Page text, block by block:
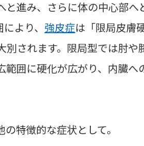
進み、さらに体の中心部へ
より、 強皮症は「限局皮膚
別されます。限局型では肘や
囲に硬化が広がり、内臓へ
特徴的な症状として。